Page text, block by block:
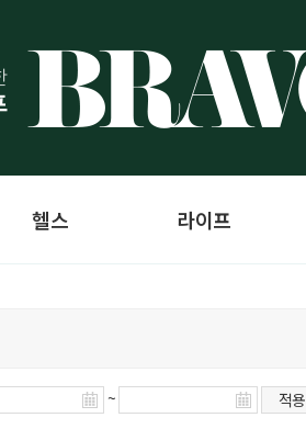
헬스 라이프
~ 적용